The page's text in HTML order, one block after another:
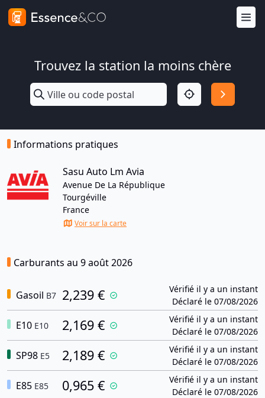
Trouvez la station la moins chère
Informations pratiques
Sasu Auto Lm Avia
Avenue De La République
Tourgéville
France
Voir sur la carte
Carburants au 9 août 2026
Gasoil B7 2,239 €
Vérifié il y a un instant
Déclaré le 07/08/2026
E10 E10 2,169 €
Vérifié il y a un instant
Déclaré le 07/08/2026
SP98 E5 2,189 €
Vérifié il y a un instant
Déclaré le 07/08/2026
E85 E85 0,965 €
Vérifié il y a un instant
Déclaré le 07/08/2026